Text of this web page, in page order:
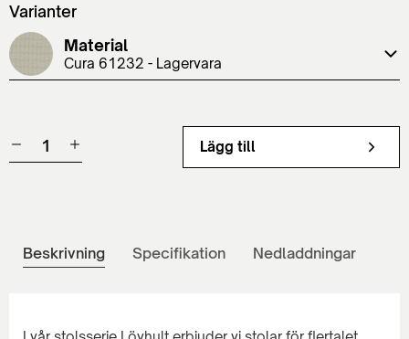
Varianter
Material
Cura 61232 - Lagervara
Lägg till
Beskrivning Specifikation Nedladdningar